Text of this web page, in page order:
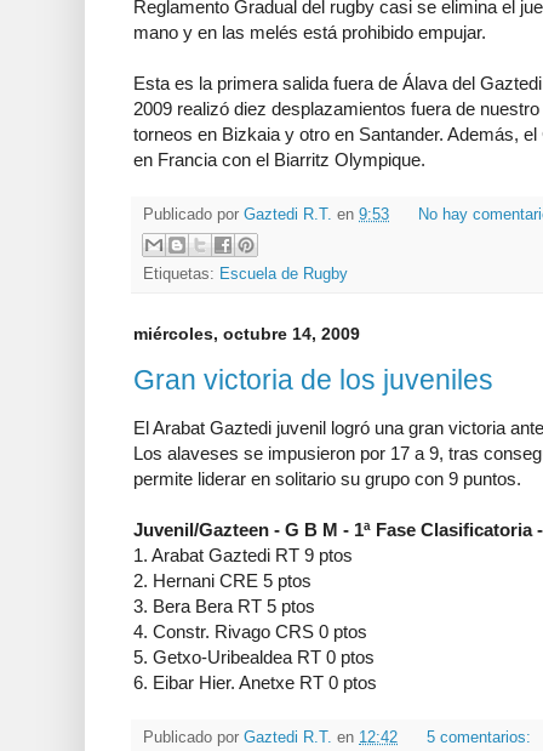
Reglamento Gradual del rugby casi se elimina el
mano y en las melés está prohibido empujar.
Esta es la primera salida fuera de Álava del
2009 realizó diez desplazamientos fuera de
torneos en Bizkaia y otro en Santander. Además,
en Francia con el Biarritz Olympique.
Publicado por Gaztedi R.T. en 9:53 No hay
Etiquetas: Escuela de Rugby
miércoles, octubre 14, 2009
Gran victoria de los juveniles
El Arabat Gaztedi juvenil logró una gran victoria
Los alaveses se impusieron por 17 a 9, tras
permite liderar en solitario su grupo con 9 puntos.
Juvenil/Gazteen - G B M - 1ª Fase Clasificatoria
1. Arabat Gaztedi RT 9 ptos
2. Hernani CRE 5 ptos
3. Bera Bera RT 5 ptos
4. Constr. Rivago CRS 0 ptos
5. Getxo-Uribealdea RT 0 ptos
6. Eibar Hier. Anetxe RT 0 ptos
Publicado por Gaztedi R.T. en 12:42 5 comentarios: